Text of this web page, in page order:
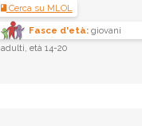
Cerca su MLOL
Fasce d'età:giovani
adulti, età 14-20